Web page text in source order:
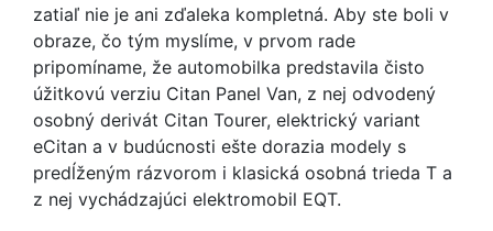
zatiaľ nie je ani zďaleka kompletná. Aby ste boli v
obraze, čo tým myslíme, v prvom rade
pripomíname, že automobilka predstavila čisto
úžitkovú verziu Citan Panel Van, z nej odvodený
osobný derivát Citan Tourer, elektrický variant
eCitan a v budúcnosti ešte dorazia modely s
predĺženým rázvorom i klasická osobná trieda T a
z nej vychádzajúci elektromobil EQT.